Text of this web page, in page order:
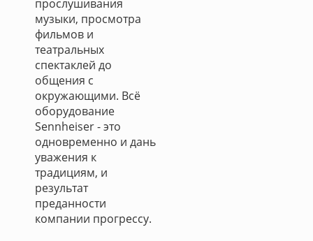
прослушивания
музыки, просмотра
фильмов и
театральных
спектаклей до
общения с
окружающими. Всё
оборудование
Sennheiser - это
одновременно и дань
уважения к
традициям, и
результат
преданности
компании прогрессу.